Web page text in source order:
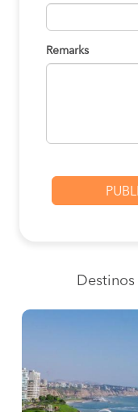
Remarks
Destinos